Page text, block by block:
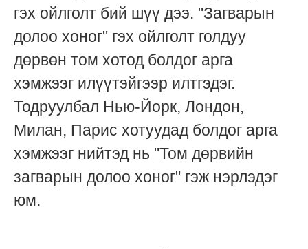
гэх ойлголт бий шүү дээ. "Загварын
долоо хоног" гэх ойлголт голдуу
дөрвөн том хотод болдог арга
хэмжээг илүүтэйгээр илтгэдэг.
Тодруулбал Нью-Йорк, Лондон,
Милан, Парис хотуудад болдог арга
хэмжээг нийтэд нь "Том дөрвийн
загварын долоо хоног" гэж нэрлэдэг
юм.